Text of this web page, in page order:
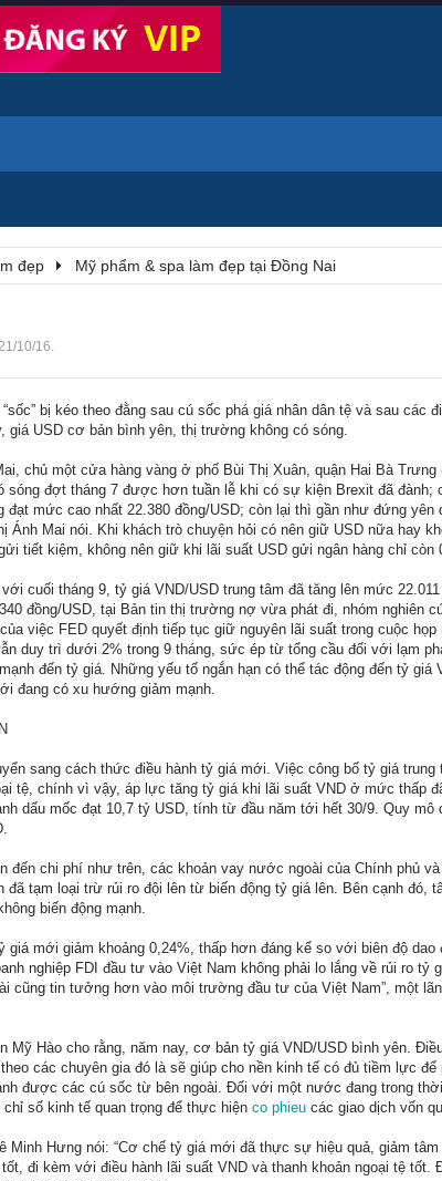
đẹp Mỹ phẩm & spa làm đẹp tại Đồng Nai
10/16.
bị kéo theo đằng sau cú sốc phá giá nhân dân tệ và sau các
USD cơ bản bình yên, thị trường không có sóng.
chủ một cửa hàng vàng ở phố Bùi Thị Xuân, quận Hai Bà Trưng
sóng đợt tháng 7 được hơn tuần lễ khi có sự kiện Brexit đã đành;
mức cao nhất 22.380 đồng/USD; còn lại thì gần như đứng yên
Ánh Mai nói. Khi khách trò chuyện hỏi có nên giữ USD nữa hay
tiết kiệm, không nên giữ khi lãi suất USD gửi ngân hàng chỉ còn
cuối tháng 9, tỷ giá VND/USD trung tâm đã tăng lên mức
đồng/USD, tại Bản tin thị trường nợ vừa phát đi, nhóm nghiên
việc FED quyết định tiếp tục giữ nguyên lãi suất trong cuộc họp
duy trì dưới 2% trong 9 tháng, sức ép từ tổng cầu đối với lạm
đến tỷ giá. Những yếu tố ngắn hạn có thể tác động đến tỷ giá
đang có xu hướng giảm mạnh.
sang cách thức điều hành tỷ giá mới. Việc công bố tỷ giá trung
tệ, chính vì vậy, áp lực tăng tỷ giá khi lãi suất VND ở mức thấp
dấu mốc đạt 10,7 tỷ USD, tính từ đầu năm tới hết 30/9. Quy mô
chi phí như trên, các khoản vay nước ngoài của Chính phủ và
tạm loại trừ rủi ro đội lên từ biến động tỷ giá lên. Bên cạnh đó,
biến động mạnh.
giá mới giảm khoảng 0,24%, thấp hơn đáng kể so với biên độ dao
nghiệp FDI đầu tư vào Việt Nam không phải lo lắng về rủi ro tỷ
cũng tin tưởng hơn vào môi trường đầu tư của Việt Nam”, một
Mỹ Hào cho rằng, năm nay, cơ bản tỷ giá VND/USD bình yên.
các chuyên gia đó là sẽ giúp cho nền kinh tế có đủ tiềm lực để
được các cú sốc từ bên ngoài. Đối với một nước đang trong
số kinh tế quan trọng để thực hiện co phieu các giao dịch vốn
Minh Hưng nói: “Cơ chế tỷ giá mới đã thực sự hiệu quả, giảm
đi kèm với điều hành lãi suất VND và thanh khoản ngoại tệ tốt.